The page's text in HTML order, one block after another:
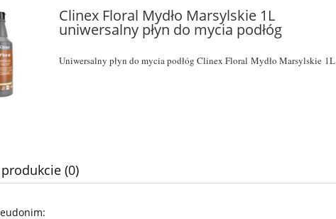
Clinex Floral Mydło Marsylskie 1L
uniwersalny płyn do mycia podłóg
Uniwersalny płyn do mycia podłóg Clinex Floral Mydło Marsylskie 1L
(0)